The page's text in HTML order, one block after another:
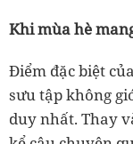
Khi mùa hè
Điểm đặc biệt
sưu tập không
duy nhất. Thay